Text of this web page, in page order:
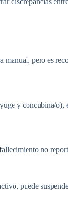
pero es
y concubina/
no
puede